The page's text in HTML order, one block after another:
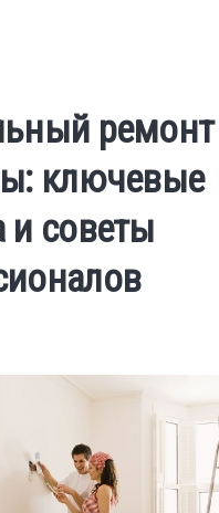
ремонт
ключевые
и советы